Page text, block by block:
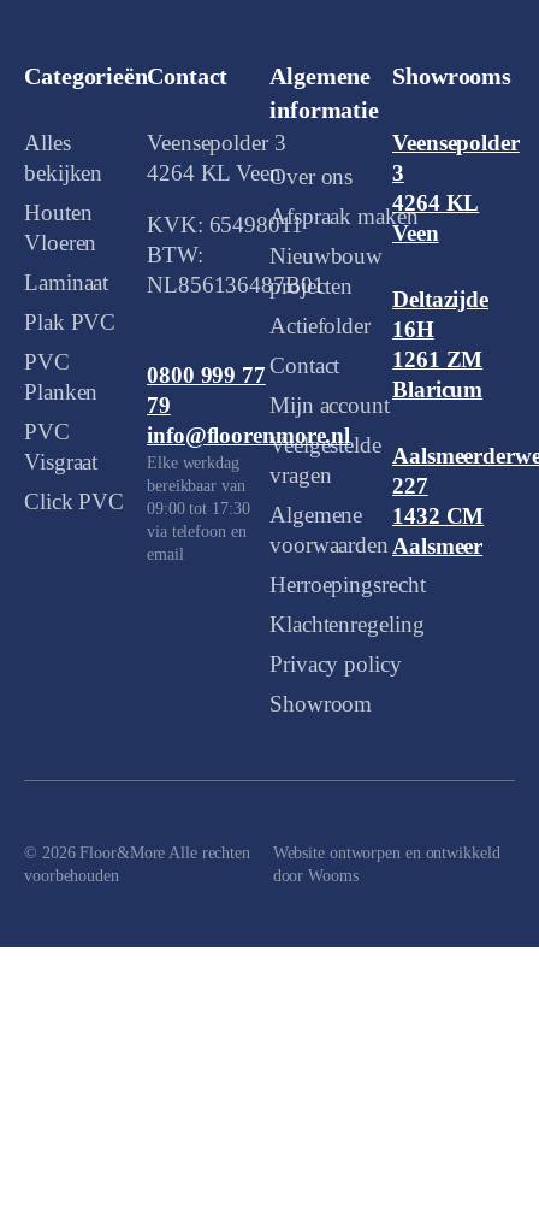
Categorieën
Alles
bekijken
Houten
Vloeren
Laminaat
Plak PVC
PVC
Planken
PVC
Visgraat
Click PVC
Contact
Veensepolder 3
4264 KL Veen
KVK: 65498011
BTW:
NL856136487B01
0800 999 77
79
info@floorenmore.nl
Elke werkdag
bereikbaar van
09:00 tot 17:30
via telefoon en
email
Algemene
informatie
Over ons
Afspraak maken
Nieuwbouw
projecten
Actiefolder
Contact
Mijn account
Veelgestelde
vragen
Algemene
voorwaarden
Herroepingsrecht
Klachtenregeling
Privacy policy
Showroom
Showrooms
Veensepolder
3
4264 KL
Veen
Deltazijde
16H
1261 ZM
Blaricum
227
1432 CM
Aalsmeer
© 2026 Floor&More Alle rechten
voorbehouden
Website ontworpen en ontwikkeld
doorWooms